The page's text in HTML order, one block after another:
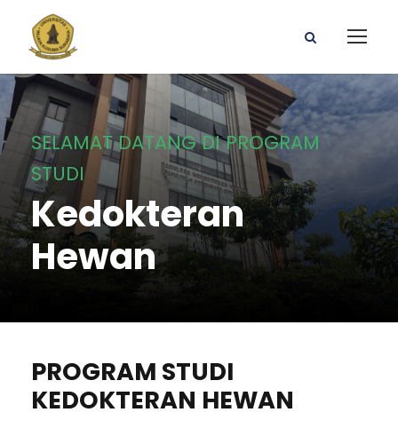
SELAMAT DATANG DI PROGRAM
STUDI
Kedokteran
Hewan
PROGRAM STUDI
KEDOKTERAN HEWAN